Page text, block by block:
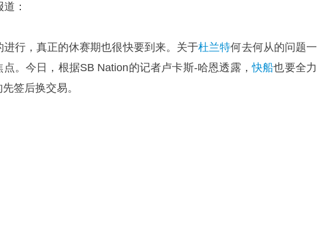
：
进行，真正的休赛期也很快要到来。关于杜兰特何去何从的问题一
点。今日，根据SB Nation的记者卢卡斯-哈恩透露，快船也要全力
签后换交易。